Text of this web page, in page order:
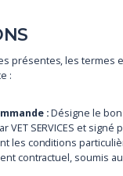
présentes, les termes
:
:Désigne le
VET SERVICES et signé
les conditions
contractuel, soumis